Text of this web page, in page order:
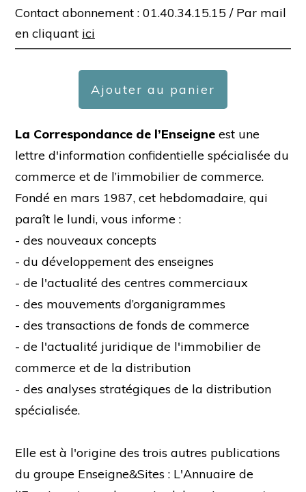
Contact abonnement : 01.40.34.15.15 / Par mail
en cliquant ici
Ajouter au panier
La Correspondance de l’Enseigne est une
lettre d'information confidentielle spécialisée du
commerce et de l’immobilier de commerce.
Fondé en mars 1987, cet hebdomadaire, qui
paraît le lundi, vous informe :
- des nouveaux concepts
- du développement des enseignes
- de l'actualité des centres commerciaux
- des mouvements d’organigrammes
- des transactions de fonds de commerce
- de l'actualité juridique de l'immobilier de
commerce et de la distribution
- des analyses stratégiques de la distribution
spécialisée.
Elle est à l'origine des trois autres publications
du groupe Enseigne&Sites : L'Annuaire de